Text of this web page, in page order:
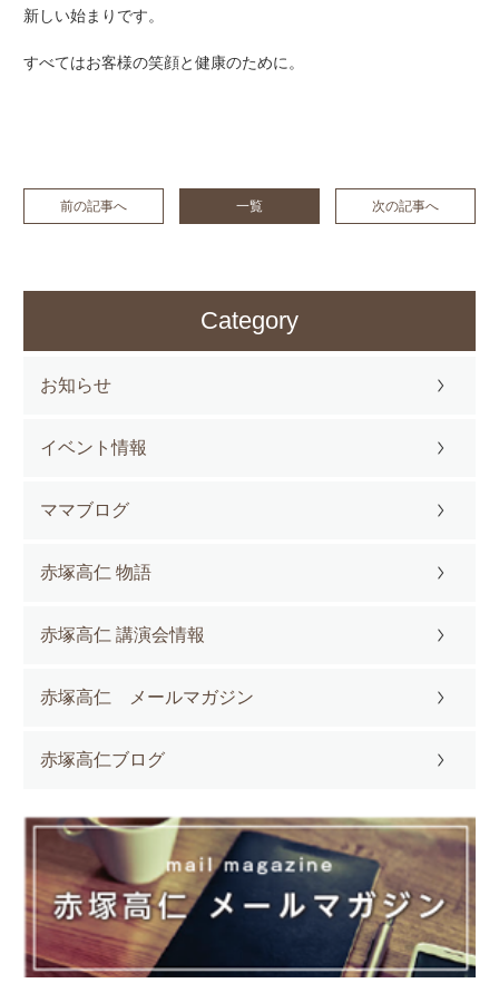
新しい始まりです。
すべてはお客様の笑顔と健康のために。
前の記事へ 一覧 次の記事へ
Category
お知らせ
イベント情報
ママブログ
赤塚高仁 物語
赤塚高仁 講演会情報
赤塚高仁 メールマガジン
赤塚高仁ブログ